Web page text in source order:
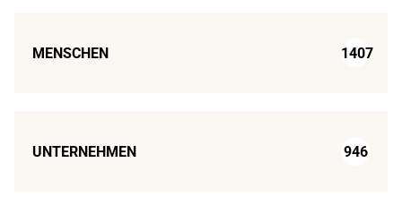
MENSCHEN 1407
UNTERNEHMEN 946